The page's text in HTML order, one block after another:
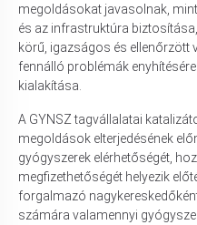
megoldásokat javasolnak,
és az infrastruktúra
körű, igazságos és ellenőrzött
fennálló problémák
kialakítása.
A GYNSZ tagvállalatai
megoldások elterjedésének
gyógyszerek elérhetőségét,
megfizethetőségét helyezik
forgalmazó
számára valamennyi